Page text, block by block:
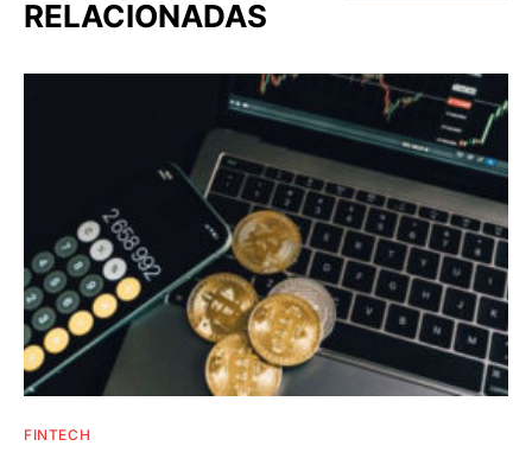
RELACIONADAS
FINTECH